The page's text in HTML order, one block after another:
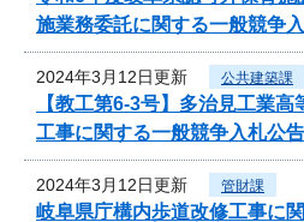
施業務委託に関する一般競争
2024年3月12日更新 公共建築課
【教工第6-3号】多治見工業
工事に関する一般競争入札公告
2024年3月12日更新 管財課
岐阜県庁構内歩道改修工事に